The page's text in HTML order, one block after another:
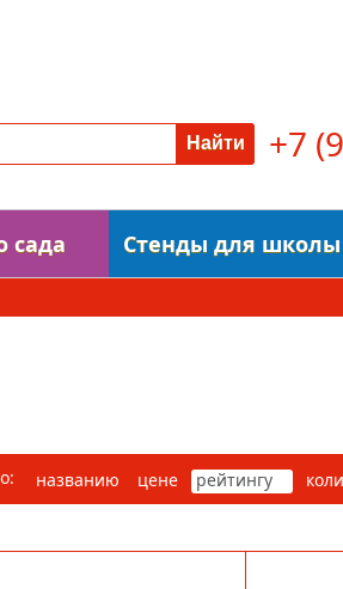
+7
сада Стенды для школы
названию цене рейтингу